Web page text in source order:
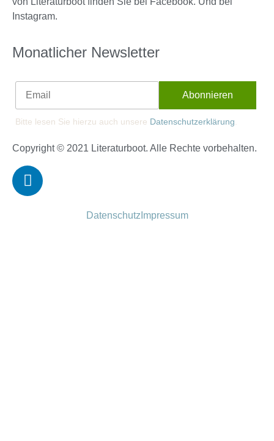
Instagram.
Monatlicher Newsletter
Bitte lesen Sie hierzu auch unsere Datenschutzerklärung
Copyright © 2021 Literaturboot. Alle Rechte vorbehalten.
Datenschutz Impressum